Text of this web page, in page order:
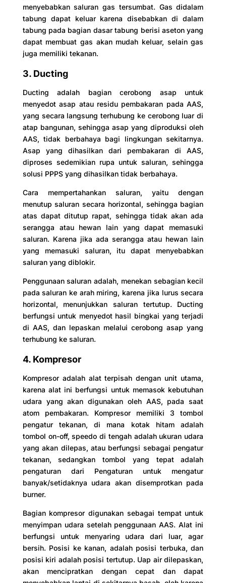
menyebabkan saluran gas tersumbat. Gas didalam
tabung dapat keluar karena disebabkan di dalam
tabung pada bagian dasar tabung berisi aseton yang
dapat membuat gas akan mudah keluar, selain gas
juga memiliki tekanan.
3. Ducting
Ducting adalah bagian cerobong asap untuk
menyedot asap atau residu pembakaran pada AAS,
yang secara langsung terhubung ke cerobong luar di
atap bangunan, sehingga asap yang diproduksi oleh
AAS, tidak berbahaya bagi lingkungan sekitarnya.
Asap yang dihasilkan dari pembakaran di AAS,
diproses sedemikian rupa untuk saluran, sehingga
solusi PPPS yang dihasilkan tidak berbahaya.
Cara mempertahankan saluran, yaitu dengan
menutup saluran secara horizontal, sehingga bagian
atas dapat ditutup rapat, sehingga tidak akan ada
serangga atau hewan lain yang dapat memasuki
saluran. Karena jika ada serangga atau hewan lain
yang memasuki saluran, itu dapat menyebabkan
saluran yang diblokir.
Penggunaan saluran adalah, menekan sebagian kecil
pada saluran ke arah miring, karena jika lurus secara
horizontal, menunjukkan saluran tertutup. Ducting
berfungsi untuk menyedot hasil bingkai yang terjadi
di AAS, dan lepaskan melalui cerobong asap yang
terhubung ke saluran.
4. Kompresor
Kompresor adalah alat terpisah dengan unit utama,
karena alat ini berfungsi untuk memasok kebutuhan
udara yang akan digunakan oleh AAS, pada saat
atom pembakaran. Kompresor memiliki 3 tombol
pengatur tekanan, di mana kotak hitam adalah
tombol on-off, speedo di tengah adalah ukuran udara
yang akan dilepas, atau berfungsi sebagai pengatur
tekanan, sedangkan tombol yang tepat adalah
pengaturan dari Pengaturan untuk mengatur
banyak/setidaknya udara akan disemprotkan pada
burner.
Bagian kompresor digunakan sebagai tempat untuk
menyimpan udara setelah penggunaan AAS. Alat ini
berfungsi untuk menyaring udara dari luar, agar
bersih. Posisi ke kanan, adalah posisi terbuka, dan
posisi kiri adalah posisi tertutup. Uap air dilepaskan,
akan mencipratkan dengan cepat dan dapat